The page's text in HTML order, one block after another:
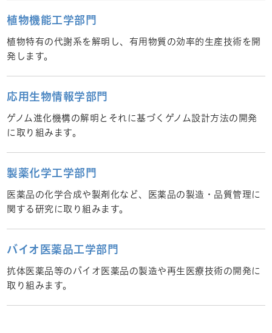
植物機能工学部門
植物特有の代謝系を解明し、有用物質の効率的生産技術を開
発します。
応用生物情報学部門
ゲノム進化機構の解明とそれに基づくゲノム設計方法の開発
に取り組みます。
製薬化学工学部門
医薬品の化学合成や製剤化など、医薬品の製造・品質管理に
関する研究に取り組みます。
バイオ医薬品工学部門
抗体医薬品等のバイオ医薬品の製造や再生医療技術の開発に
取り組みます。